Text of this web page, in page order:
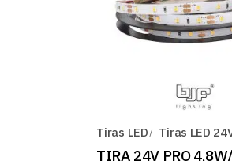
Tiras LED Tiras LED
TIRA 24V PRO